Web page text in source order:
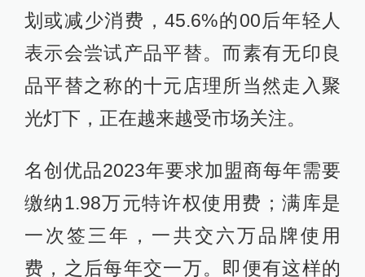
划或减少消费，45.6%的00后年轻人
表示会尝试产品平替。而素有无印良
品平替之称的十元店理所当然走入聚
光灯下，正在越来越受市场关注。
名创优品2023年要求加盟商每年需要
缴纳1.98万元特许权使用费；满库是
一次签三年，一共交六万品牌使用
费，之后每年交一万。即便有这样的